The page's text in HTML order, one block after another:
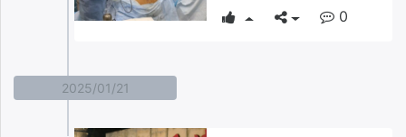
0
2025/01/21